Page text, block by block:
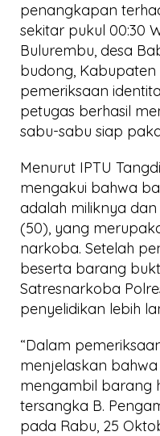
penangkapan
sekitar pukul 00:30
Bulurembu, desa
budong, Kabupaten
pemeriksaan
petugas berhasil
sabu-sabu siap
Menurut IPTU
mengakui bahwa
adalah miliknya
(50), yang
narkoba. Setelah
beserta barang
Satresnarkoba
penyelidikan lebih
“Dalam
menjelaskan
mengambil barang
tersangka B.
pada Rabu, 25